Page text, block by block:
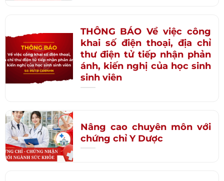
THÔNG BÁO Về việc công
khai số điện thoại, địa chỉ
thư điện tử tiếp nhận phản
ánh, kiến nghị của học sinh
sinh viên
Nâng cao chuyên môn với
chứng chỉ Y Dược